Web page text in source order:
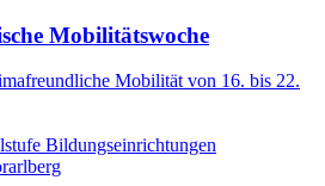
Mobilitätswoche
Mobilität von 16. bis 22.
Bildungseinrichtungen